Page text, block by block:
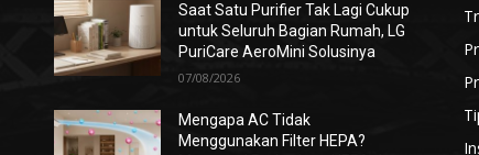
Saat Satu Purifier Tak Lagi Cukup
untuk Seluruh Bagian Rumah, LG
PuriCare AeroMini Solusinya
07/08/2026
Mengapa AC Tidak
Menggunakan Filter HEPA?